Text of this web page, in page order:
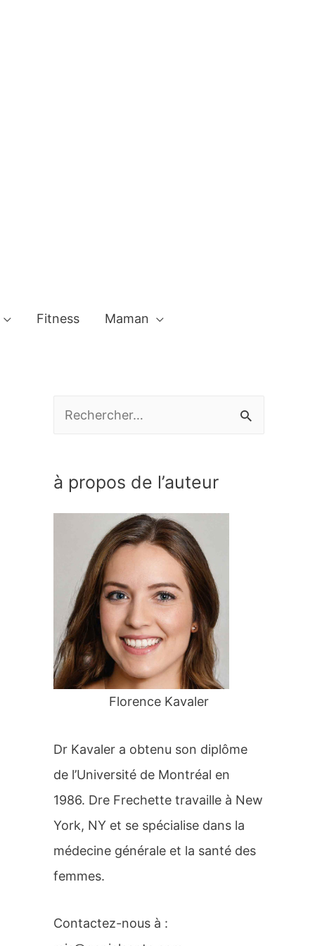
Fitness Maman
h
:
à propos de l’auteur
Florence Kavaler
Dr Kavaler a obtenu son diplôme
de l’Université de Montréal en
1986. Dre Frechette travaille à New
York, NY et se spécialise dans la
médecine générale et la santé des
femmes.
Contactez-nous à :